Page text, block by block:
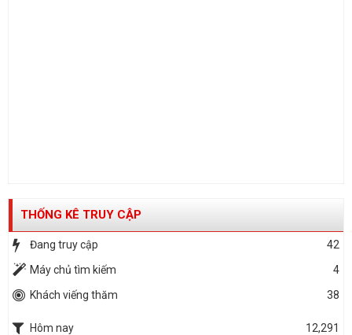
THỐNG KÊ TRUY CẬP
Đang truy cập
42
Máy chủ tìm kiếm
4
Khách viếng thăm
38
Hôm nay
12,291